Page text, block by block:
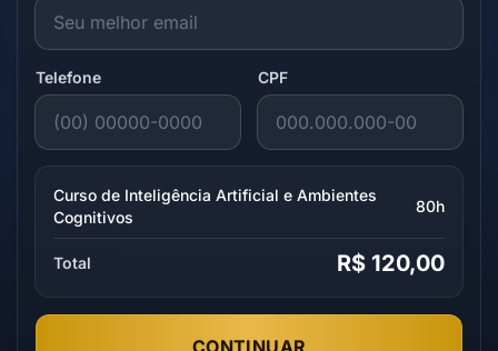
Telefone CPF
Curso de Inteligência Artificial e Ambientes
Cognitivos
80h
Total R$ 120,00